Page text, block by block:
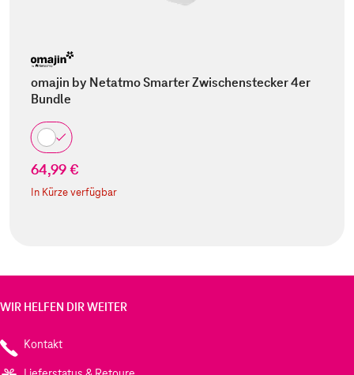
omajin by Netatmo Smarter Zwischenstecker 4er
Bundle
64,99 €
In Kürze verfügbar
WIR HELFEN DIR WEITER
Kontakt